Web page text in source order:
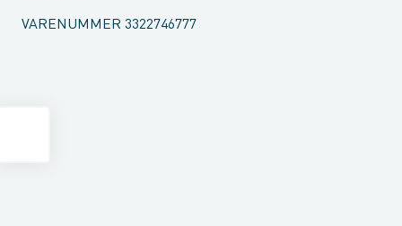
VARENUMMER 3322746777